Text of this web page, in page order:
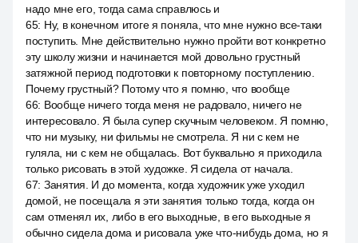
надо мне его, тогда сама справлюсь и
65: Ну, в конечном итоге я поняла, что мне нужно все-таки
поступить. Мне действительно нужно пройти вот конкретно
эту школу жизни и начинается мой довольно грустный
затяжной период подготовки к повторному поступлению.
Почему грустный? Потому что я помню, что вообще
66: Вообще ничего тогда меня не радовало, ничего не
интересовало. Я была супер скучным человеком. Я помню,
что ни музыку, ни фильмы не смотрела. Я ни с кем не
гуляла, ни с кем не общалась. Вот буквально я приходила
только рисовать в этой художке. Я сидела от начала.
67: Занятия. И до момента, когда художник уже уходил
домой, не посещала я эти занятия только тогда, когда он
сам отменял их, либо в его выходные, в его выходные я
обычно сидела дома и рисовала уже что-нибудь дома, но я